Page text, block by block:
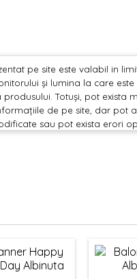
pe site este valabil in
și lumina la care
Totuși, pot exista
de pe site, dar pot
sau pot exista erori